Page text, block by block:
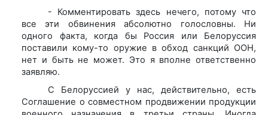
- Комментировать здесь нечего, потому что
все эти обвинения абсолютно голословны. Ни
одного факта, когда бы Россия или Белоруссия
поставили кому-то оружие в обход санкций ООН,
нет и быть не может. Это я вполне ответственно
заявляю.
С Белоруссией у нас, действительно, есть
Соглашение о совместном продвижении продукции